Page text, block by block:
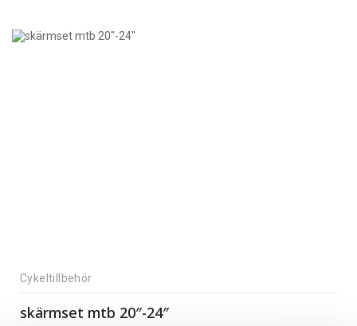
Cykeltillbehör
skärmset mtb 20″-24″